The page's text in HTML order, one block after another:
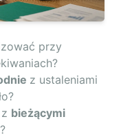
przy
z ustaleniami
bieżącymi